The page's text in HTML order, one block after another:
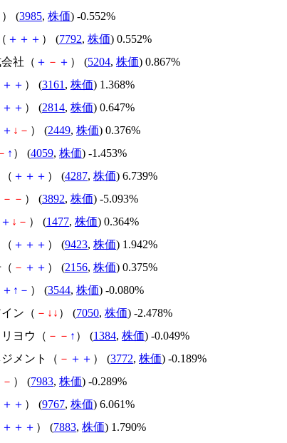
） (3985, 株価) -0.552%
＋ ＋ ＋ ） (7792, 株価) 0.552%
社（ ＋ － ＋ ） (5204, 株価) 0.867%
＋ ＋ ） (3161 , 株価) 1.368%
＋ ＋ ） (2814, 株価) 0.647%
＋ ↓ － ） (2449, 株価) 0.376%
↑ ） (4059, 株価) -1.453%
＋ ＋ ＋ ） (4287, 株価) 6.739%
－ － ） (3892, 株価) -5.093%
＋ ↓ － ） (1477, 株価) 0.364%
＋ ＋ ＋ ） (9423, 株価) 1.942%
－ ＋ ＋ ） (2156, 株価) 0.375%
＋ ↑ － ） (3544, 株価) -0.080%
ン（ － ↓ ↓ ） (7050, 株価) -2.478%
ヨウ（ － － ↑ ） (1384, 株価) -0.049%
メント（ － ＋ ＋ ） (3772, 株価) -0.189%
－ ） (7983, 株価) -0.289%
＋ ＋ ） (9767, 株価) 6.061%
＋ ＋ ＋ ） (7883, 株価) 1.790%